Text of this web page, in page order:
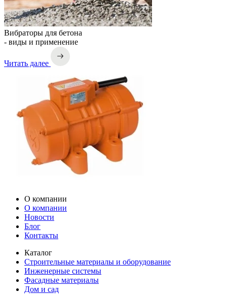
Вибраторы для бетона
- виды и применение
Читать далее
О компании
О компании
Новости
Блог
Контакты
Каталог
Строительные материалы и оборудование
Инженерные системы
Фасадные материалы
Дом и сад